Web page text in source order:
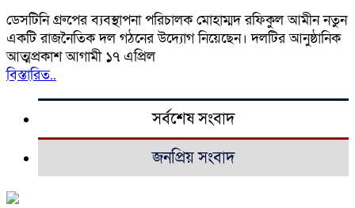
ডেসটিনি গ্রুপের ব্যবস্থাপনা পরিচালক মোহাম্মদ রফিকুল আমীন নতুন
একটি রাজনৈতিক দল গঠনের উদ্যোগ নিয়েছেন। দলটির আনুষ্ঠানিক
আত্মপ্রকাশ আগামী ১৭ এপ্রিল
বিস্তারিত..
সর্বশেষ সংবাদ
জনপ্রিয় সংবাদ